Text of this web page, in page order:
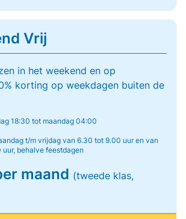
Vrij
in het weekend en op
korting op weekdagen buiten de
18:30 tot maandag 04:00
t/m vrijdag van 6.30 tot 9.00 uur en van
uur, behalve feestdagen
maand (tweede klas,